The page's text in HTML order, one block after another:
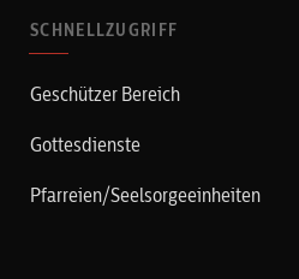
SCHNELLZUGRIFF
Geschützer Bereich
Gottesdienste
Pfarreien/Seelsorgeeinheiten